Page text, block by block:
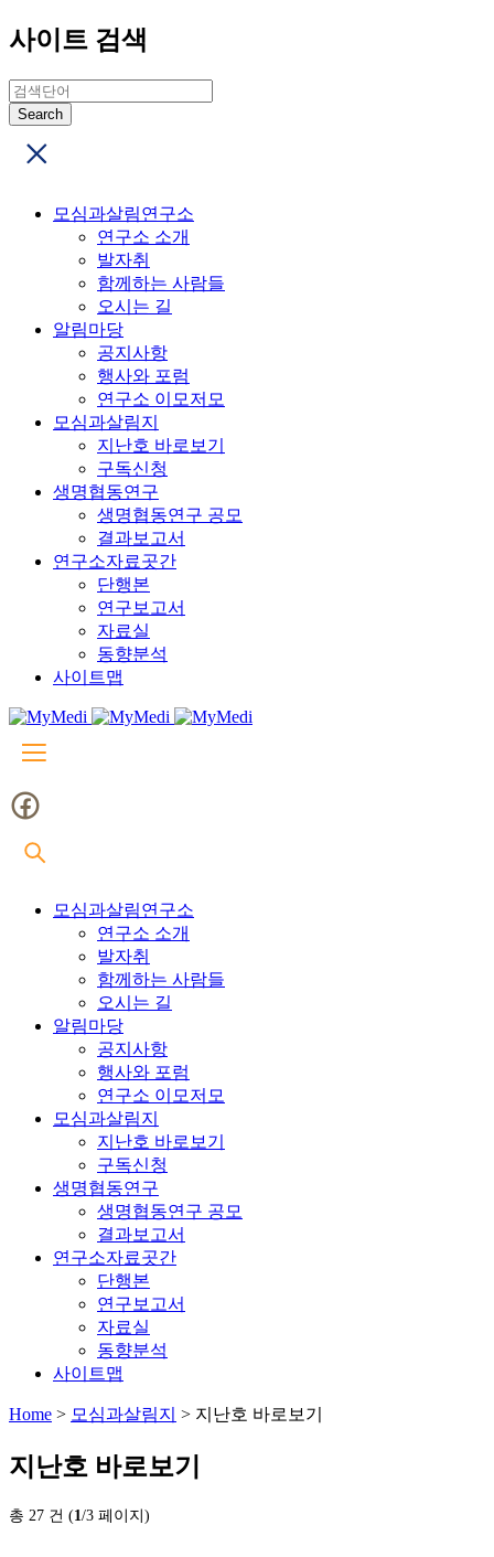
사이트 검색
모심과살림연구소
연구소 소개
발자취
함께하는 사람들
오시는 길
알림마당
공지사항
행사와 포럼
연구소 이모저모
모심과살림지
지난호 바로보기
구독신청
생명협동연구
생명협동연구 공모
결과보고서
연구소자료곳간
단행본
연구보고서
자료실
동향분석
사이트맵
모심과살림연구소
연구소 소개
발자취
함께하는 사람들
오시는 길
알림마당
공지사항
행사와 포럼
연구소 이모저모
모심과살림지
지난호 바로보기
구독신청
생명협동연구
생명협동연구 공모
결과보고서
연구소자료곳간
단행본
연구보고서
자료실
동향분석
사이트맵
Home > 모심과살림지 > 지난호 바로보기
지난호 바로보기
총 27 건 (1/3 페이지)